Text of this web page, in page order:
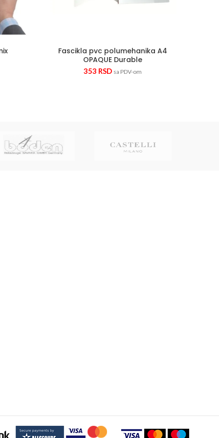
Fascikla pvc polumehanika A4
OPAQUE Durable
353 RSD sa PDV-om